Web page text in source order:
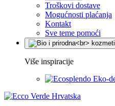
Troškovi dostave
Mogućnosti plaćanja
Kontakt
Sve teme pomoći
Više inspiracije
Eko-